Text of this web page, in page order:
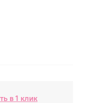
в 1 клик